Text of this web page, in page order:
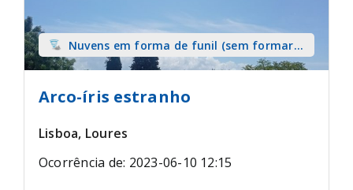
Nuvens em forma de funil (sem formar
tromba) sobre terra
Arco-íris estranho
Lisboa, Loures
Ocorrência de: 2023-06-10 12:15